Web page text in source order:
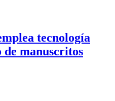
tecnología
manuscritos